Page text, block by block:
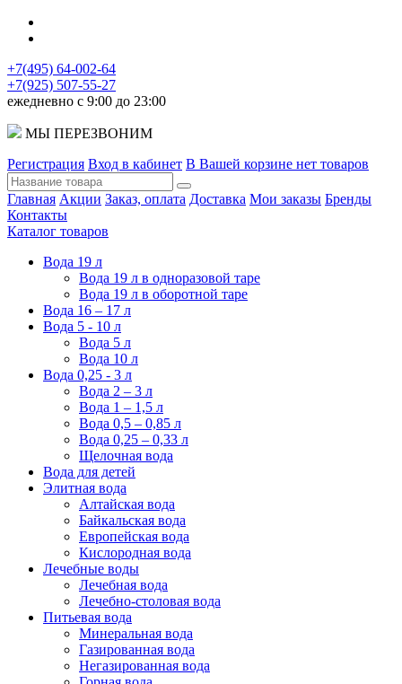
+7(495) 64-002-64
+7(925) 507-55-27
ежедневно с 9:00 до 23:00
МЫ ПЕРЕЗВОНИМ
Регистрация Вход в кабинет В Вашей корзине нет товаров
Главная Акции Заказ, оплата Доставка Мои заказы Бренды
Контакты
Каталог товаров
Вода 19 л
Вода 19 л в одноразовой таре
Вода 19 л в оборотной таре
Вода 16 – 17 л
Вода 5 - 10 л
Вода 5 л
Вода 10 л
Вода 0,25 - 3 л
Вода 2 – 3 л
Вода 1 – 1,5 л
Вода 0,5 – 0,85 л
Вода 0,25 – 0,33 л
Щелочная вода
Вода для детей
Элитная вода
Алтайская вода
Байкальская вода
Европейская вода
Кислородная вода
Лечебные воды
Лечебная вода
Лечебно-столовая вода
Питьевая вода
Минеральная вода
Газированная вода
Негазированная вода